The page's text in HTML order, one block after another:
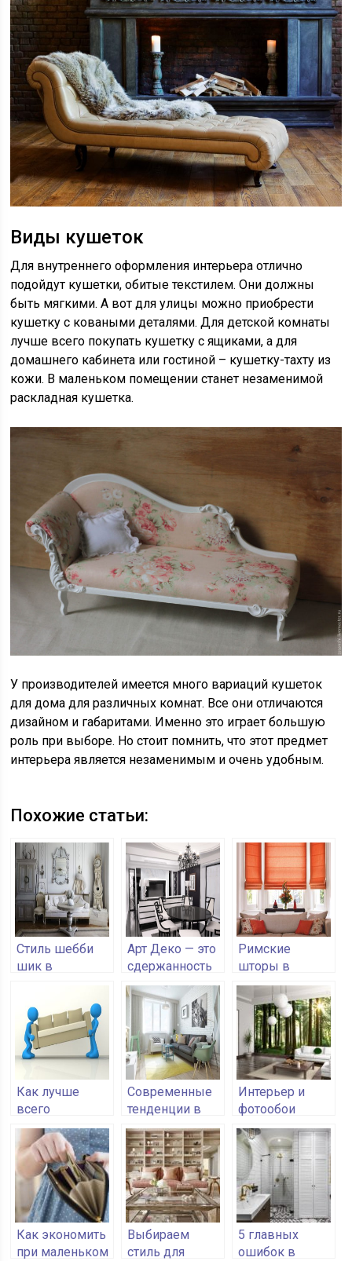
Виды кушеток
Для внутреннего оформления интерьера отлично
подойдут кушетки, обитые текстилем. Они должны
быть мягкими. А вот для улицы можно приобрести
кушетку с коваными деталями. Для детской комнаты
лучше всего покупать кушетку с ящиками, а для
домашнего кабинета или гостиной – кушетку-тахту из
кожи. В маленьком помещении станет незаменимой
раскладная кушетка.
У производителей имеется много вариаций кушеток
для дома для различных комнат. Все они отличаются
дизайном и габаритами. Именно это играет большую
роль при выборе. Но стоит помнить, что этот предмет
интерьера является незаменимым и очень удобным.
Похожие статьи:
Стиль шебби
шик в
Арт Деко — это
сдержанность
и роскошь в
одном флаконе
Римские
шторы в
интерьере
Как лучше
всего
перевозить
мебель
Современные
тенденции в
дизайне
интерьера в
2018
Интерьер и
фотообои
Как экономить
при маленьком
Выбираем
стиль для
5 главных
ошибок в